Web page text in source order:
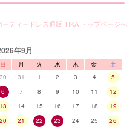
ティードレス通販 TIKA トップページへ
年9月
日 月 火 水 木 金
土
30
31 1 2 3 4
5
6
7 8 9 10 11
12
13
14 15 16 17 18
19
20
21 22 23 24 25
26